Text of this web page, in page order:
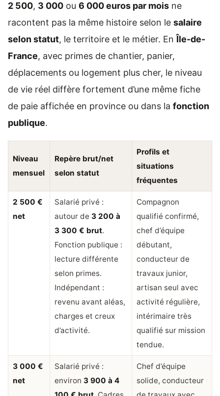
2 500, 3 000 ou 6 000 euros par mois ne
racontent pas la même histoire selon le salaire
selon statut, le territoire et le métier. En Île-de-
France, avec primes de chantier, panier,
déplacements ou logement plus cher, le niveau
de vie réel diffère fortement d’une même fiche
de paie affichée en province ou dans la fonction
publique.
Niveau
mensuel
Repère brut/net
selon statut
Profils et
situations
fréquentes
2 500 €
net
Salarié privé :
autour de 3 200 à
3 300 € brut.
Fonction publique :
lecture différente
selon primes.
Indépendant :
revenu avant aléas,
charges et creux
d’activité.
Compagnon
qualifié confirmé,
chef d’équipe
débutant,
conducteur de
travaux junior,
artisan seul avec
activité régulière,
intérimaire très
qualifié sur mission
tendue.
3 000 €
net
Salarié privé :
environ 3 900 à 4
Chef d’équipe
solide, conducteur